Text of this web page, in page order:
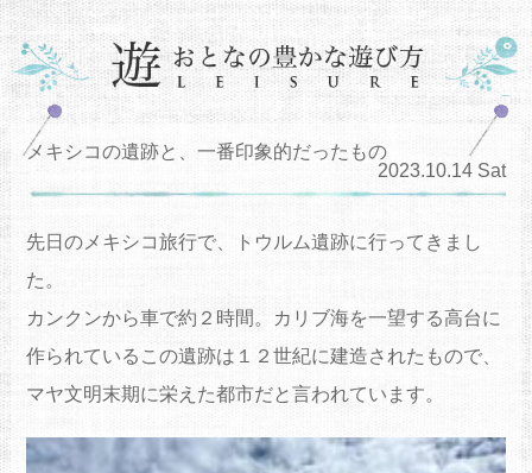
メキシコの遺跡と、一番印象的だったもの
2023.10.14 Sat
先日のメキシコ旅行で、トウルム遺跡に行ってきまし
た。
カンクンから車で約２時間。カリブ海を一望する高台に
作られているこの遺跡は１２世紀に建造されたもので、
マヤ文明末期に栄えた都市だと言われています。